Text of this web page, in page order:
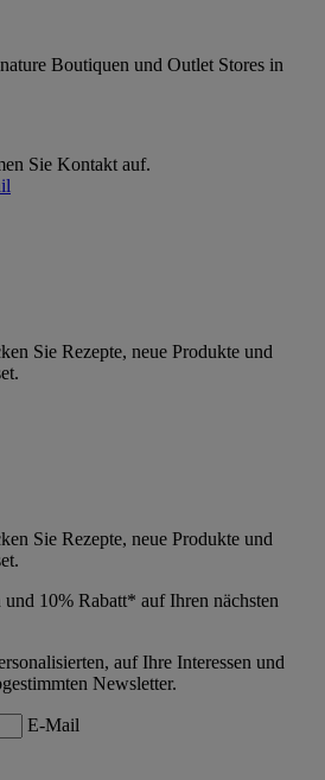
Boutiquen und Outlet Stores in
Sie Kontakt auf.
Sie Rezepte, neue Produkte und
Sie Rezepte, neue Produkte und
10% Rabatt* auf Ihren nächsten
auf Ihre Interessen und
Newsletter.
E-Mail